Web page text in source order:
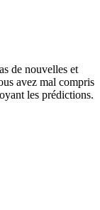
de nouvelles et
avez mal compris
les prédictions.